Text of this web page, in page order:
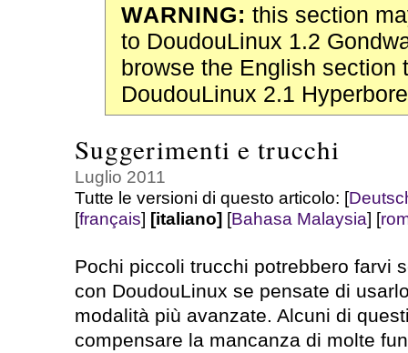
WARNING: this section
to DoudouLinux 1.2
browse the English section
DoudouLinux 2.1
Suggerimenti e trucchi
Luglio 2011
Tutte le versioni di questo articolo: [
[français] [italiano] [Bahasa Malaysia] [
Pochi piccoli trucchi potrebbero farvi
con DoudouLinux se pensate di
modalità più avanzate. Alcuni di
compensare la mancanza di molte